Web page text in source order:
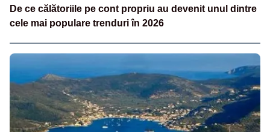
De ce călătoriile pe cont propriu au devenit unul dintre
cele mai populare trenduri în 2026